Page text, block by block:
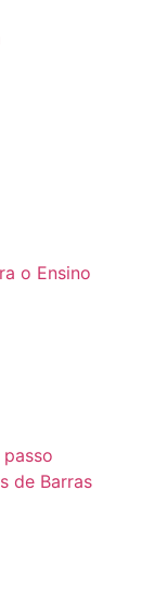
o Ensino
de Barras